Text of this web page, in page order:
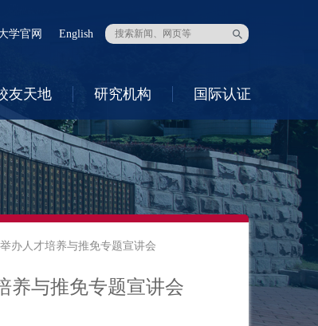
学官网 English
友天地 研究机构 国际认证
办人才培养与推免专题宣讲会
与推免专题宣讲会